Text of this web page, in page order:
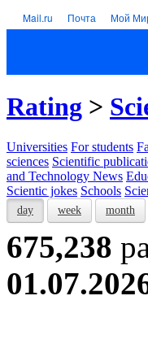
Mail.ru Почта Мой
Rating >
Universities For students
sciences Scientific
and Technology News
Scientic jokes Schools
day week month
675,238